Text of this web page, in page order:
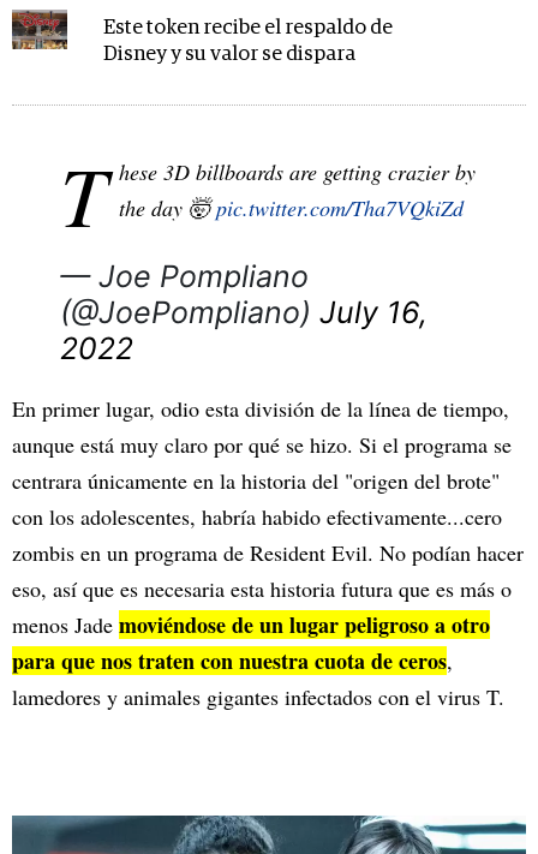
Este token recibe el respaldo de
Disney y su valor se dispara
T hese 3D billboards are getting crazier by
the day 🤯pic.twitter.com/Tha7VQkiZd
— Joe Pompliano
(@JoePompliano) July 16,
2022
En primer lugar, odio esta división de la línea de tiempo,
aunque está muy claro por qué se hizo. Si el programa se
centrara únicamente en la historia del "origen del brote"
con los adolescentes, habría habido efectivamente...cero
zombis en un programa de Resident Evil. No podían hacer
eso, así que es necesaria esta historia futura que es más o
menos Jade moviéndose de un lugar peligroso a otro
para que nos traten con nuestra cuota de ceros,
lamedores y animales gigantes infectados con el virus T.